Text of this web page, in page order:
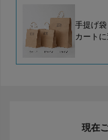
手提げ袋
カート
現在